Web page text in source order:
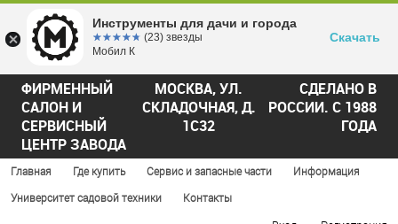
ФИРМЕННЫЙ
САЛОН И
СЕРВИСНЫЙ
ЦЕНТР ЗАВОДА
МОСКВА, УЛ.
СКЛАДОЧНАЯ, Д.
1С32
СДЕЛАНО В
РОССИИ. С 1988
ГОДА
Главная Где купить Сервис и запасные части Информация
Университет садовой техники Контакты
Инструменты для дачи и города
☆☆☆☆☆
★★★★★ (23) звезды
Мобил К
Скачать